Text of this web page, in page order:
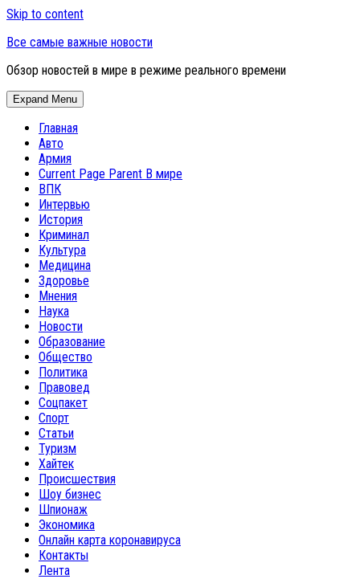
Skip to content
Все самые важные новости
Обзор новостей в мире в режиме реального времени
Expand Menu
Главная
Авто
Армия
Current Page Parent В мире
ВПК
Интервью
История
Криминал
Культура
Медицина
Здоровье
Мнения
Наука
Новости
Образование
Общество
Политика
Правовед
Соцпакет
Спорт
Статьи
Туризм
Хайтек
Происшествия
Шоу бизнес
Шпионаж
Экономика
Онлайн карта коронавируса
Контакты
Лента